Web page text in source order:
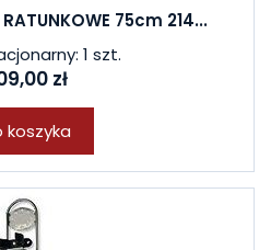
75cm 214...
1 szt.
zł
koszyka